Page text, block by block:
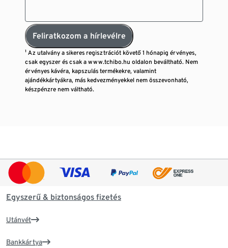
Feliratkozom a hírlevélre
¹ Az utalvány a sikeres regisztrációt követő 1 hónapig érvényes,
csak egyszer és csak a www.tchibo.hu oldalon beváltható. Nem
érvényes kávéra, kapszulás termékekre, valamint
ajándékkártyákra, más kedvezményekkel nem összevonható,
készpénzre nem váltható.
Egyszerű & biztonságos fizetés
Utánvét
Bankkártya